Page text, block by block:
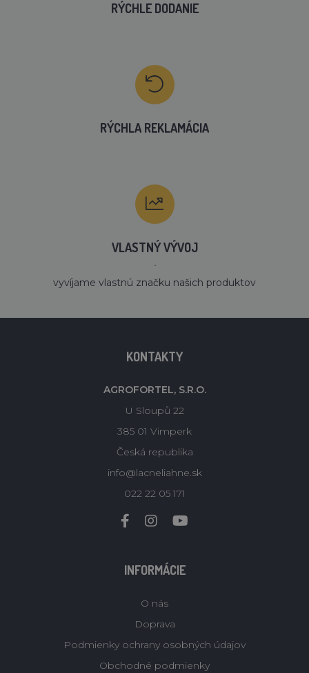
RÝCHLE DODANIE
RÝCHLA REKLAMÁCIA
VLASTNÝ VÝVOJ
´
vyvíjame vlastnú značku našich produktov
KONTAKTY
AGROFORTEL, S.R.O.
U Sloupů 22
385 01 Vimperk
Česká republika
info@lacneliahne.sk
022 22 05 171
INFORMÁCIE
O nás
Doprava
Podmienky ochrany osobných údajov
Obchodné podmienky